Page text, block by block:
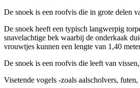
De snoek is een roofvis die in grote delen
De snoek heeft een typisch langwerpig
snavelachtige bek waarbij de onderkaak
vrouwtjes kunnen een lengte van 1,40
De snoek is een roofvis die leeft van
Visetende vogels -zoals aalscholvers,